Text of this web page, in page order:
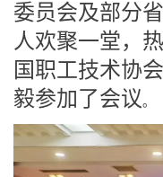
委员会及部分
人欢聚一堂，
国职工技术协
毅参加了会议。